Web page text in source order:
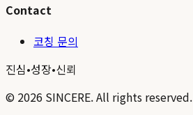
Contact
코칭 문의
진심•성장•신뢰
© 2026 SINCERE. All rights reserved.